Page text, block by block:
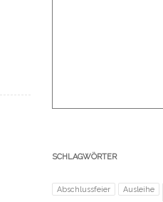
SCHLAGWÖRTER
Abschlussfeier Ausleihe